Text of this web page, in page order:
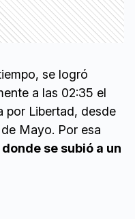
se logró
a las 02:35 el
por Libertad, desde
Mayo. Por esa
donde se subió a un